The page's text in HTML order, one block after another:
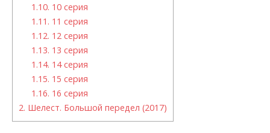
1.10. 10 серия
1.11. 11 серия
1.12. 12 серия
1.13. 13 серия
1.14. 14 серия
1.15. 15 серия
1.16. 16 серия
2. Шелест. Большой передел (2017)